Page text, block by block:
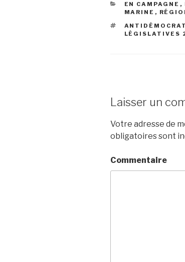
CATÉGORIES
EN CAMPAGNE ,
MARINE ,
ÉTIQUETTES
LÉGISLATIVES
Laisser un
Votre adresse de
obligatoires sont
Commentaire